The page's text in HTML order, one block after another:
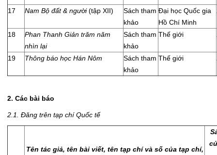
17 Nam Bộ đất & người(tập XII)
Sách tham
khảo
Đại học Quốc gia
Hồ Chí Minh
18
Phan Thanh Giản trăm năm
nhìn lại
Sách tham
khảo
Thế giới
19 Thông báo học Hán Nôm
Sách tham
khảo
Thế giới
2. Các bài báo
2.1. Đăng trên tạp chí Quốc tế
Tên tác giả, tên bài viết, tên tạp chí và số của tạp chí,